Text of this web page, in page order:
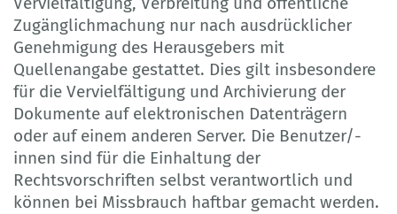
Zugänglichmachung nur nach ausdrücklicher
Genehmigung des Herausgebers mit
Quellenangabe gestattet. Dies gilt insbesondere
für die Vervielfältigung und Archivierung der
Dokumente auf elektronischen Datenträgern
oder auf einem anderen Server. Die Benutzer/-
innen sind für die Einhaltung der
Rechtsvorschriften selbst verantwortlich und
können bei Missbrauch haftbar gemacht werden.